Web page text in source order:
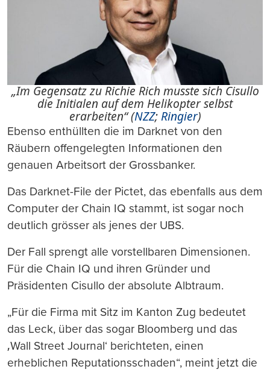
„Im Gegensatz zu Richie Rich musste sich Cisullo
die Initialen auf dem Helikopter selbst
erarbeiten“ (NZZ;Ringier)
Ebenso enthüllten die im Darknet von den
Räubern offengelegten Informationen den
genauen Arbeitsort der Grossbanker.
Das Darknet-File der Pictet, das ebenfalls aus dem
Computer der Chain IQ stammt, ist sogar noch
deutlich grösser als jenes der UBS.
Der Fall sprengt alle vorstellbaren Dimensionen.
Für die Chain IQ und ihren Gründer und
Präsidenten Cisullo der absolute Albtraum.
„Für die Firma mit Sitz im Kanton Zug bedeutet
das Leck, über das sogar Bloomberg und das
‚Wall Street Journal‘ berichteten, einen
erheblichen Reputationsschaden“, meint jetzt die